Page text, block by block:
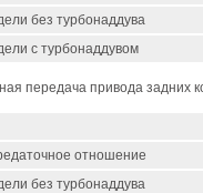
без турбонаддува
с турбонаддувом
передача привода задних
отношение
без турбонаддува